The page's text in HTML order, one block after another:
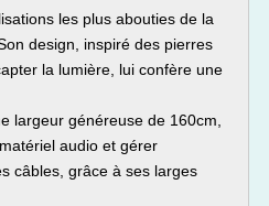
les plus abouties de la
design, inspiré des pierres
la lumière, lui confère une
largeur généreuse de 160cm,
audio et gérer
câbles, grâce à ses larges